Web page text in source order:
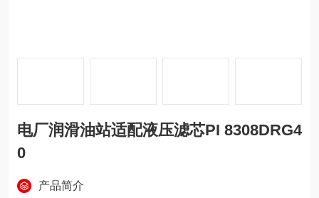
电厂润滑油站适配液压滤芯PI 8308DRG4
0
产品简介